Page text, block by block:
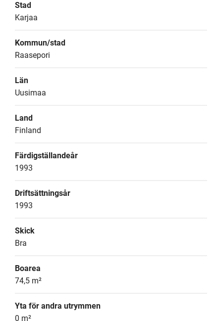
Stad
Karjaa
Kommun/stad
Raasepori
Län
Uusimaa
Land
Finland
Färdigställandeår
1993
Driftsättningsår
1993
Skick
Bra
Boarea
74,5 m²
Yta för andra utrymmen
0 m²